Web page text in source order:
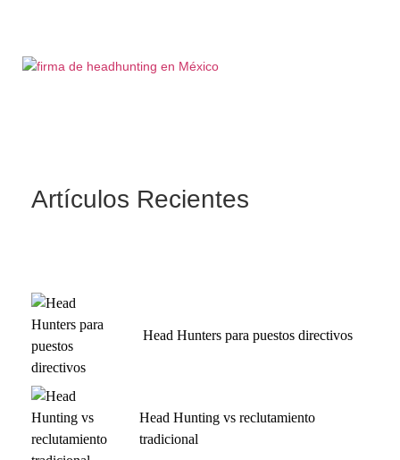
Artículos Recientes
Head Hunters para puestos directivos
Head Hunting vs reclutamiento
tradicional